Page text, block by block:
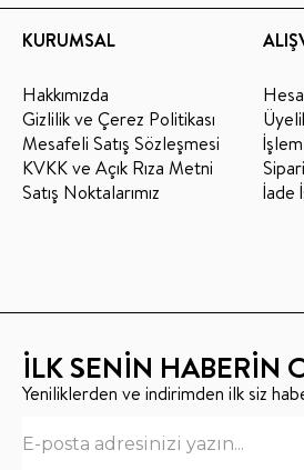
KURUMSAL
Hakkımızda
Gizlilik ve Çerez Politikası
Mesafeli Satış Sözleşmesi
KVKK ve Açık Rıza Metni
Satış Noktalarımız
İade
İLK SENİN HABERİN
Yeniliklerden ve indirimden ilk siz